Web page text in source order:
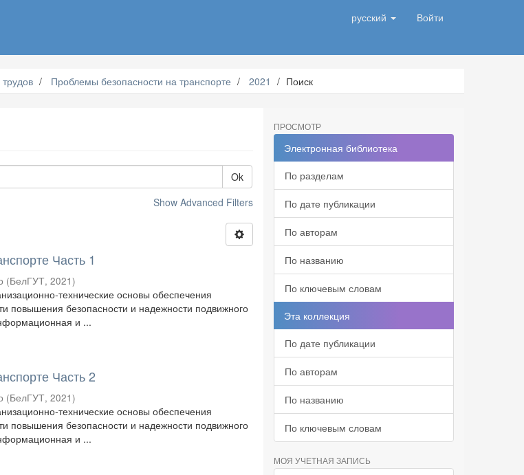
русский Войти
Проблемы безопасности на транспорте 2021 Поиск
Ok
Show Advanced Filters
Часть 1
(БелГУТ,2021)
технические основы обеспечения
повышения безопасности и надежности подвижного
и ...
Часть 2
(БелГУТ,2021)
технические основы обеспечения
повышения безопасности и надежности подвижного
и ...
ПРОСМОТР
Электронная библиотека
По разделам
По дате публикации
По авторам
По названию
По ключевым словам
Эта коллекция
По дате публикации
По авторам
По названию
По ключевым словам
МОЯ УЧЕТНАЯ ЗАПИСЬ